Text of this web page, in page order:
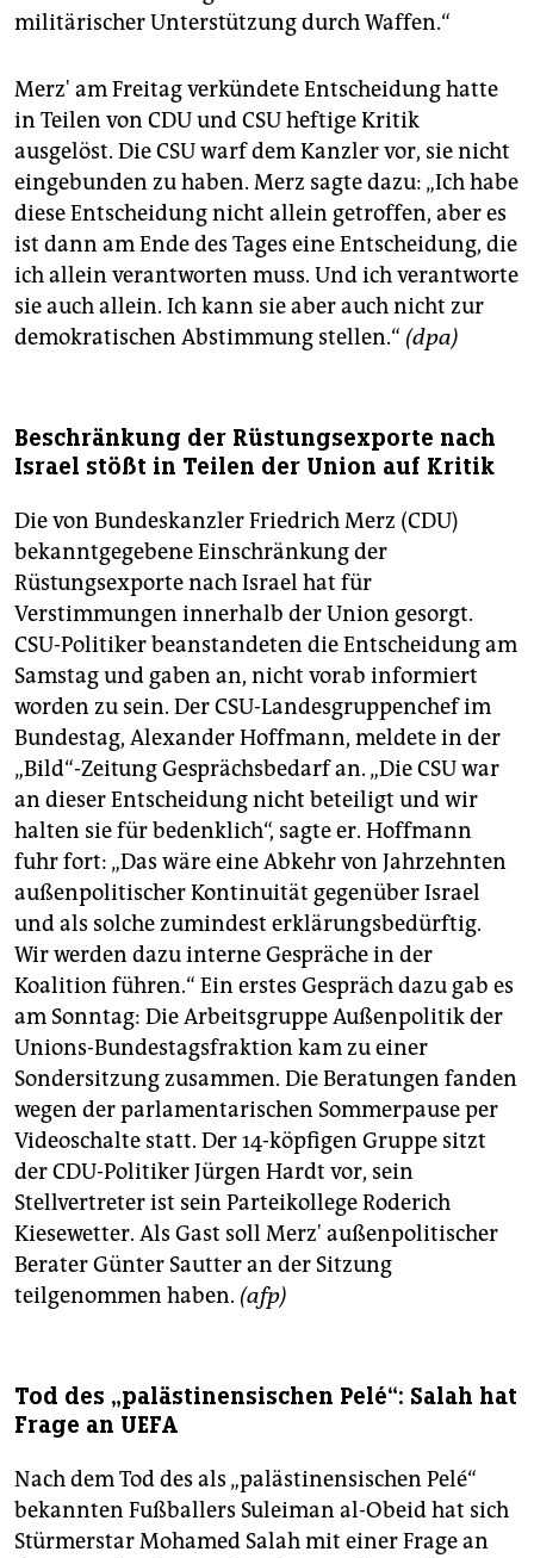
militärischer Unterstützung durch Waffen.“
Merz' am Freitag verkündete Entscheidung hatte
in Teilen von CDU und CSU heftige Kritik
ausgelöst. Die CSU warf dem Kanzler vor, sie nicht
eingebunden zu haben. Merz sagte dazu: „Ich habe
diese Entscheidung nicht allein getroffen, aber es
ist dann am Ende des Tages eine Entscheidung, die
ich allein verantworten muss. Und ich verantworte
sie auch allein. Ich kann sie aber auch nicht zur
demokratischen Abstimmung stellen.“ (dpa)
Beschränkung der Rüstungsexporte nach
Israel stößt in Teilen der Union auf Kritik
Die von Bundeskanzler Friedrich Merz (CDU)
bekanntgegebene Einschränkung der
Rüstungsexporte nach Israel hat für
Verstimmungen innerhalb der Union gesorgt.
CSU-Politiker beanstandeten die Entscheidung am
Samstag und gaben an, nicht vorab informiert
worden zu sein. Der CSU-Landesgruppenchef im
Bundestag, Alexander Hoffmann, meldete in der
„Bild“-Zeitung Gesprächsbedarf an. „Die CSU war
an dieser Entscheidung nicht beteiligt und wir
halten sie für bedenklich“, sagte er. Hoffmann
fuhr fort: „Das wäre eine Abkehr von Jahrzehnten
außenpolitischer Kontinuität gegenüber Israel
und als solche zumindest erklärungsbedürftig.
Wir werden dazu interne Gespräche in der
Koalition führen.“ Ein erstes Gespräch dazu gab es
am Sonntag: Die Arbeitsgruppe Außenpolitik der
Unions-Bundestagsfraktion kam zu einer
Sondersitzung zusammen. Die Beratungen fanden
wegen der parlamentarischen Sommerpause per
Videoschalte statt. Der 14-köpfigen Gruppe sitzt
der CDU-Politiker Jürgen Hardt vor, sein
Stellvertreter ist sein Parteikollege Roderich
Kiesewetter. Als Gast soll Merz' außenpolitischer
Berater Günter Sautter an der Sitzung
teilgenommen haben. (afp)
Tod des „palästinensischen Pelé“: Salah hat
Frage an UEFA
Nach dem Tod des als „palästinensischen Pelé“
bekannten Fußballers Suleiman al-Obeid hat sich
Stürmerstar Mohamed Salah mit einer Frage an